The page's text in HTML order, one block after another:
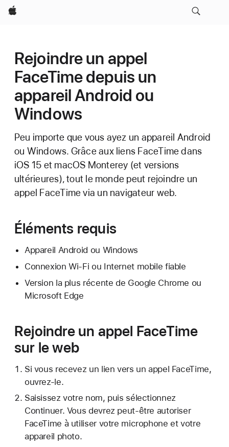
Apple
Rejoindre un appel
FaceTime depuis un
appareil Android ou
Windows
Peu importe que vous ayez un appareil Android
ou Windows. Grâce aux liens FaceTime dans
iOS 15 et macOS Monterey (et versions
ultérieures), tout le monde peut rejoindre un
appel FaceTime via un navigateur web.
Éléments requis
Appareil Android ou Windows
Connexion Wi-Fi ou Internet mobile fiable
Version la plus récente de Google Chrome ou
Microsoft Edge
Rejoindre un appel FaceTime
sur le web
Si vous recevez un lien vers un appel FaceTime,
ouvrez-le.
Saisissez votre nom, puis sélectionnez
Continuer. Vous devrez peut-être autoriser
FaceTime à utiliser votre microphone et votre
appareil photo.